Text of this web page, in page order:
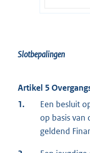
Slotbepalingen
Artikel 5
1.
Een besluit
op basis van
geldend